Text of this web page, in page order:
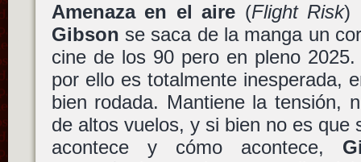
Amenaza en el aire (Flight Risk)
Gibson se saca de la manga un
cine de los 90 pero en pleno
por ello es totalmente inesperada,
bien rodada. Mantiene la tensión,
de altos vuelos, y si bien no es que
acontece y cómo acontece,